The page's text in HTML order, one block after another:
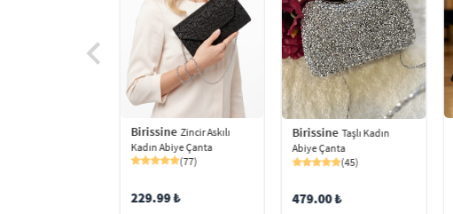
Birissine Zincir Askılı
Kadın Abiye Çanta
(77)
229.99 ₺
Birissine Taşlı Kadın
Abiye Çanta
(45)
479.00 ₺